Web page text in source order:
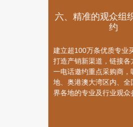
六、精准的观众组
约
建立超100万条优质专业
打造产销新渠道，链接各
一电话邀约重点采购商，
地、奥港澳大湾区内、全
界各地的专业及行业观众